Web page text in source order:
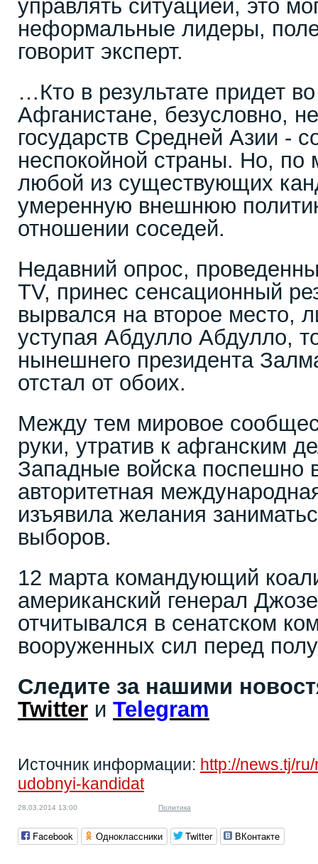
управлять ситуацией, это
неформальные лидеры,
говорит эксперт.
…Кто в результате придет
Афганистане, безусловно,
государств Средней Азии -
неспокойной страны. Но,
любой из существующих
умеренную внешнюю
отношении соседей.
Недавний опрос,
TV, принес сенсационный
вырвался на второе место,
уступая Абдулло Абдулло,
нынешнего президента
отстал от обоих.
Между тем мировое
руки, утратив к афганским
Западные войска поспешно
авторитетная
изъявила желания
выборов.
12 марта командующий
американский генерал
отчитывался в сенатском
вооруженных сил перед
Следите за нашими
Twitter и Telegram
Источник информации: http://news.tj/
udobnyi-kandidat
28.03.2014 13:00 Политика
Facebook Одноклассники Twitter ВКонтакте